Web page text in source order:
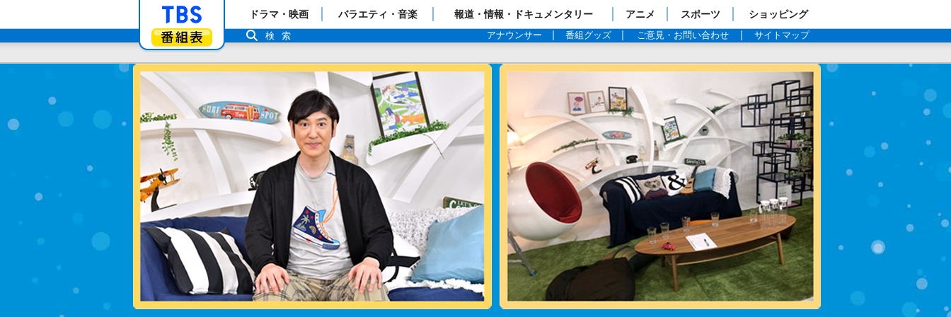
「TBSテレビ」トップページ
番組表
ドラマ・映画 バラエティ・音楽 報道・情報・ドキュメンタリー アニメ スポーツ ショッピング
アナウンサー 番組グッズ ご意見・お問い合わせ サイトマップ
検索